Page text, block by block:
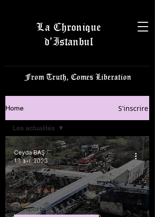
La Chronique
d’Istanbul
From Truth, Comes Liberation
Home S'inscrire
Les actualités
Les dernières
nouvelles
La science
Les arts
Les sports
Les actualités
Ceyda BAŞ
13 avr. 2023